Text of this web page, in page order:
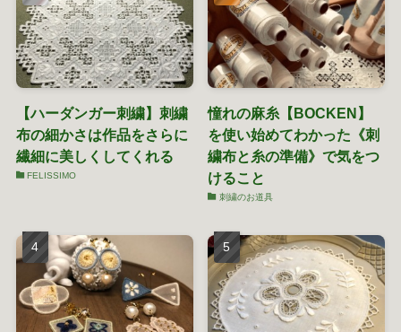
【ハーダンガー刺繍】刺繍
布の細かさは作品をさらに
繊細に美しくしてくれる
FELISSIMO
憧れの麻糸【BOCKEN】
を使い始めてわかった《刺
繍布と糸の準備》で気をつ
けること
刺繍のお道具